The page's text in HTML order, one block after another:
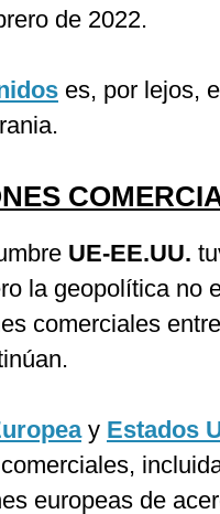
de 2022.
es, por lejos,
UE-EE.UU.
la geopolítica no
comerciales
y Estados
europeas de